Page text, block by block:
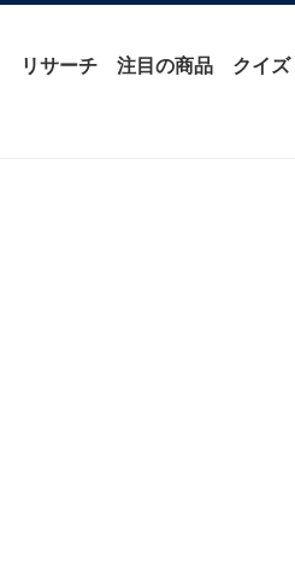
リサーチ 注目の商品 クイズ